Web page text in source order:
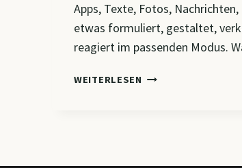
Apps, Texte, Fotos,
etwas formuliert, gestaltet,
reagiert im passenden Modus.
WEITERLESEN NUR